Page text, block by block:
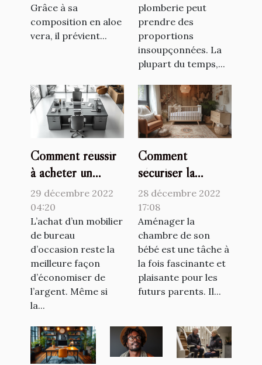
Grâce à sa
composition en aloe
vera, il prévient...
plomberie peut
prendre des
proportions
insoupçonnées. La
plupart du temps,...
Comment réussir
à acheter un
mobilier de
bureau d’occasion
?
29 décembre 2022
04:20
L’achat d’un mobilier
de bureau
d’occasion reste la
meilleure façon
d’économiser de
l’argent. Même si
la...
Comment
sécuriser la
chambre de son
bébé ?
28 décembre 2022
17:08
Aménager la
chambre de son
bébé est une tâche à
la fois fascinante et
plaisante pour les
futurs parents. Il...